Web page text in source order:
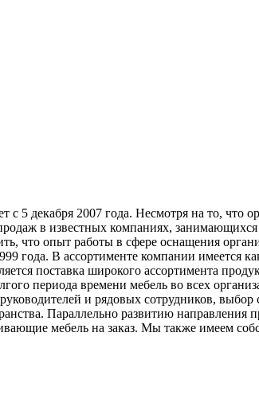
5 декабря 2007 года. Несмотря на то, что
в известных компаниях,
что опыт работы в сфере оснащения
года. В ассортименте компании имеется
поставка широкого ассортимента
периода времени мебель во всех
и рядовых сотрудников,
Параллельно развитию
мебель на заказ. Мы также имеем